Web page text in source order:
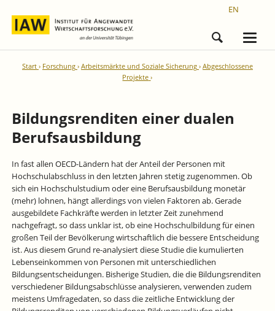
EN
Start Forschung Arbeitsmärkte und Soziale Sicherung
Abgeschlossene
Projekte
Bildungsrenditen einer dualen
Berufsausbildung
In fast allen OECD-Ländern hat der Anteil der Personen mit
Hochschulabschluss in den letzten Jahren stetig zugenommen. Ob
sich ein Hochschulstudium oder eine Berufsausbildung monetär
(mehr) lohnen, hängt allerdings von vielen Faktoren ab. Gerade
ausgebildete Fachkräfte werden in letzter Zeit zunehmend
nachgefragt, so dass unklar ist, ob eine Hochschulbildung für einen
großen Teil der Bevölkerung wirtschaftlich die bessere Entscheidung
ist. Aus diesem Grund re-analysiert diese Studie die kumulierten
Lebenseinkommen von Personen mit unterschiedlichen
Bildungsentscheidungen. Bisherige Studien, die die Bildungsrenditen
verschiedener Bildungsabschlüsse analysieren, verwenden zudem
meistens Umfragedaten, so dass die zeitliche Entwicklung der